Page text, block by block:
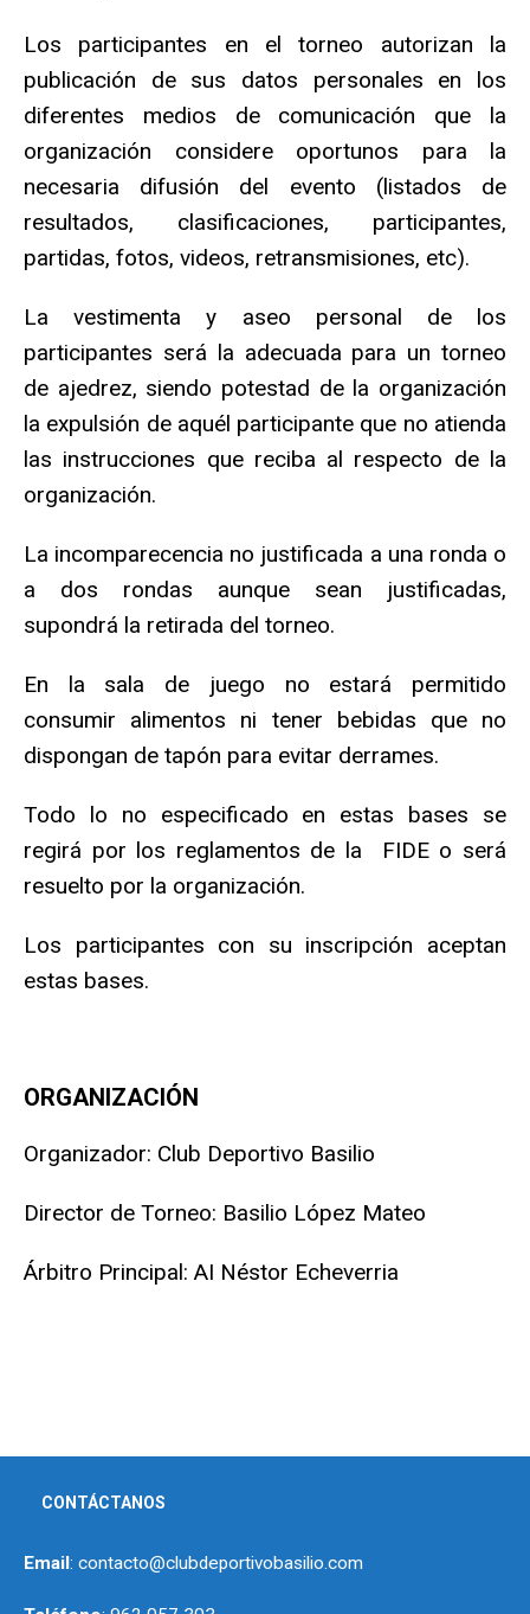
Los participantes en el torneo autorizan la
publicación de sus datos personales en los
diferentes medios de comunicación que la
organización considere oportunos para la
necesaria difusión del evento (listados de
resultados, clasificaciones, participantes,
partidas, fotos, videos, retransmisiones, etc).
La vestimenta y aseo personal de los
participantes será la adecuada para un torneo
de ajedrez, siendo potestad de la organización
la expulsión de aquél participante que no atienda
las instrucciones que reciba al respecto de la
organización.
La incomparecencia no justificada a una ronda o
a dos rondas aunque sean justificadas,
supondrá la retirada del torneo.
En la sala de juego no estará permitido
consumir alimentos ni tener bebidas que no
dispongan de tapón para evitar derrames.
Todo lo no especificado en estas bases se
regirá por los reglamentos de la FIDE o será
resuelto por la organización.
Los participantes con su inscripción aceptan
estas bases.
ORGANIZACIÓN
Organizador: Club Deportivo Basilio
Director de Torneo: Basilio López Mateo
Árbitro Principal: AI Néstor Echeverria
CONTÁCTANOS
Email: contacto@clubdeportivobasilio.com